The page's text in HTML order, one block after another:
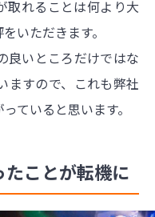
取れることは何より大
いただきます。
良いところだけではな
ますので、これも弊社
ていると思います。
ことが転機に